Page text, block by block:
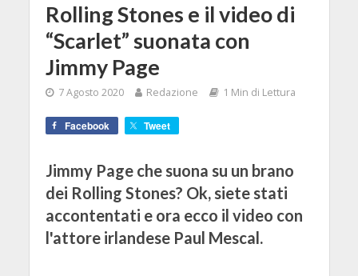
Rolling Stones e il video di
“Scarlet” suonata con
Jimmy Page
7 Agosto 2020 Redazione 1 Min di Lettura
Facebook Tweet
Jimmy Page che suona su un brano
dei Rolling Stones? Ok, siete stati
accontentati e ora ecco il video con
l'attore irlandese Paul Mescal.